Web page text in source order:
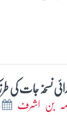
نسخہ جات کی
بن اشرف